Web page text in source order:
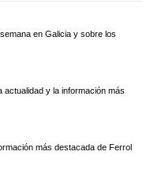
en Galicia y sobre los
actualidad y la información más
más destacada de Ferrol